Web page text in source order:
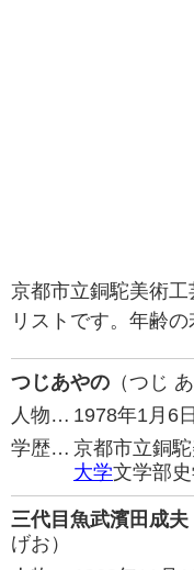
京都市立銅駝美術
リストです。年齢の
つじあやの （つじ
人物… 1978年1月6
学歴… 京都市立銅
大学文学部
三代目魚武濱田成夫
げお）